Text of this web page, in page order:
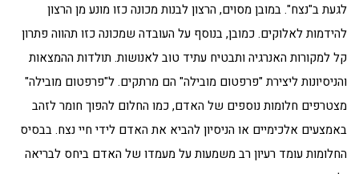
לגעת ב"נצח". במובן מסוים, הרצון לבנות מכונה כזו מונע מן הרצון
להידמות לאלוקים. כמובן, בנוסף על העובדה שמכונה כזו תהווה פתרון
קל למקורות האנרגיה ותבטיח עתיד טוב לאנושות. תולדות ההמצאות
והניסיונות ליצירת "פרפטום מובילה" הם מרתקים. ל"פרפטום מובילה"
מצטרפים חלומות נוספים של האדם, כמו החלום להפוך חומר לזהב
באמצעים אלכימיים או הניסיון להביא את האדם לידי חיי נצח. בבסיס
החלומות עומד רעיון רב משמעות על מעמדו של האדם ביחס לבריאה